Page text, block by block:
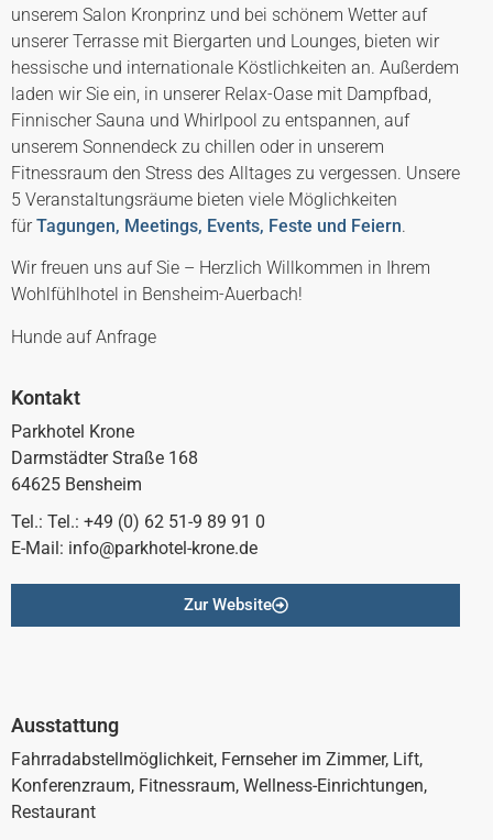
unserem Salon Kronprinz und bei schönem Wetter auf
unserer Terrasse mit Biergarten und Lounges, bieten wir
hessische und internationale Köstlichkeiten an. Außerdem
laden wir Sie ein, in unserer Relax-Oase mit Dampfbad,
Finnischer Sauna und Whirlpool zu entspannen, auf
unserem Sonnendeck zu chillen oder in unserem
Fitnessraum den Stress des Alltages zu vergessen. Unsere
5 Veranstaltungsräume bieten viele Möglichkeiten
fürTagungen, Meetings, Events, Feste und Feiern.
Wir freuen uns auf Sie – Herzlich Willkommen in Ihrem
Wohlfühlhotel in Bensheim-Auerbach!
Hunde auf Anfrage
Kontakt
Parkhotel Krone
Darmstädter Straße 168
64625 Bensheim
Tel.: Tel.: +49 (0) 62 51-9 89 91 0
E-Mail: info@parkhotel-krone.de
Zur Website
Ausstattung
Fahrradabstellmöglichkeit, Fernseher im Zimmer, Lift,
Konferenzraum, Fitnessraum, Wellness-Einrichtungen,
Restaurant